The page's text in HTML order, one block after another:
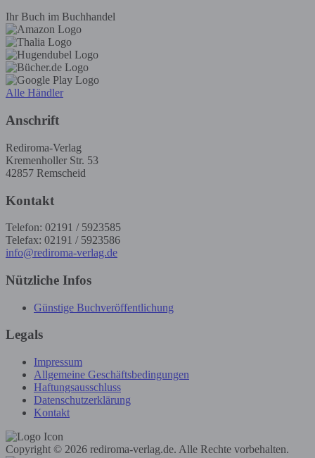
Ihr Buch im Buchhandel
Alle Händler
Anschrift
Rediroma-Verlag
Kremenholler Str. 53
42857 Remscheid
Kontakt
Telefon: 02191 / 5923585
Telefax: 02191 / 5923586
info@rediroma-verlag.de
Nützliche Infos
Günstige Buchveröffentlichung
Legals
Impressum
Allgemeine Geschäftsbedingungen
Haftungsausschluss
Datenschutzerklärung
Kontakt
Copyright © 2026 rediroma-verlag.de. Alle Rechte vorbehalten.